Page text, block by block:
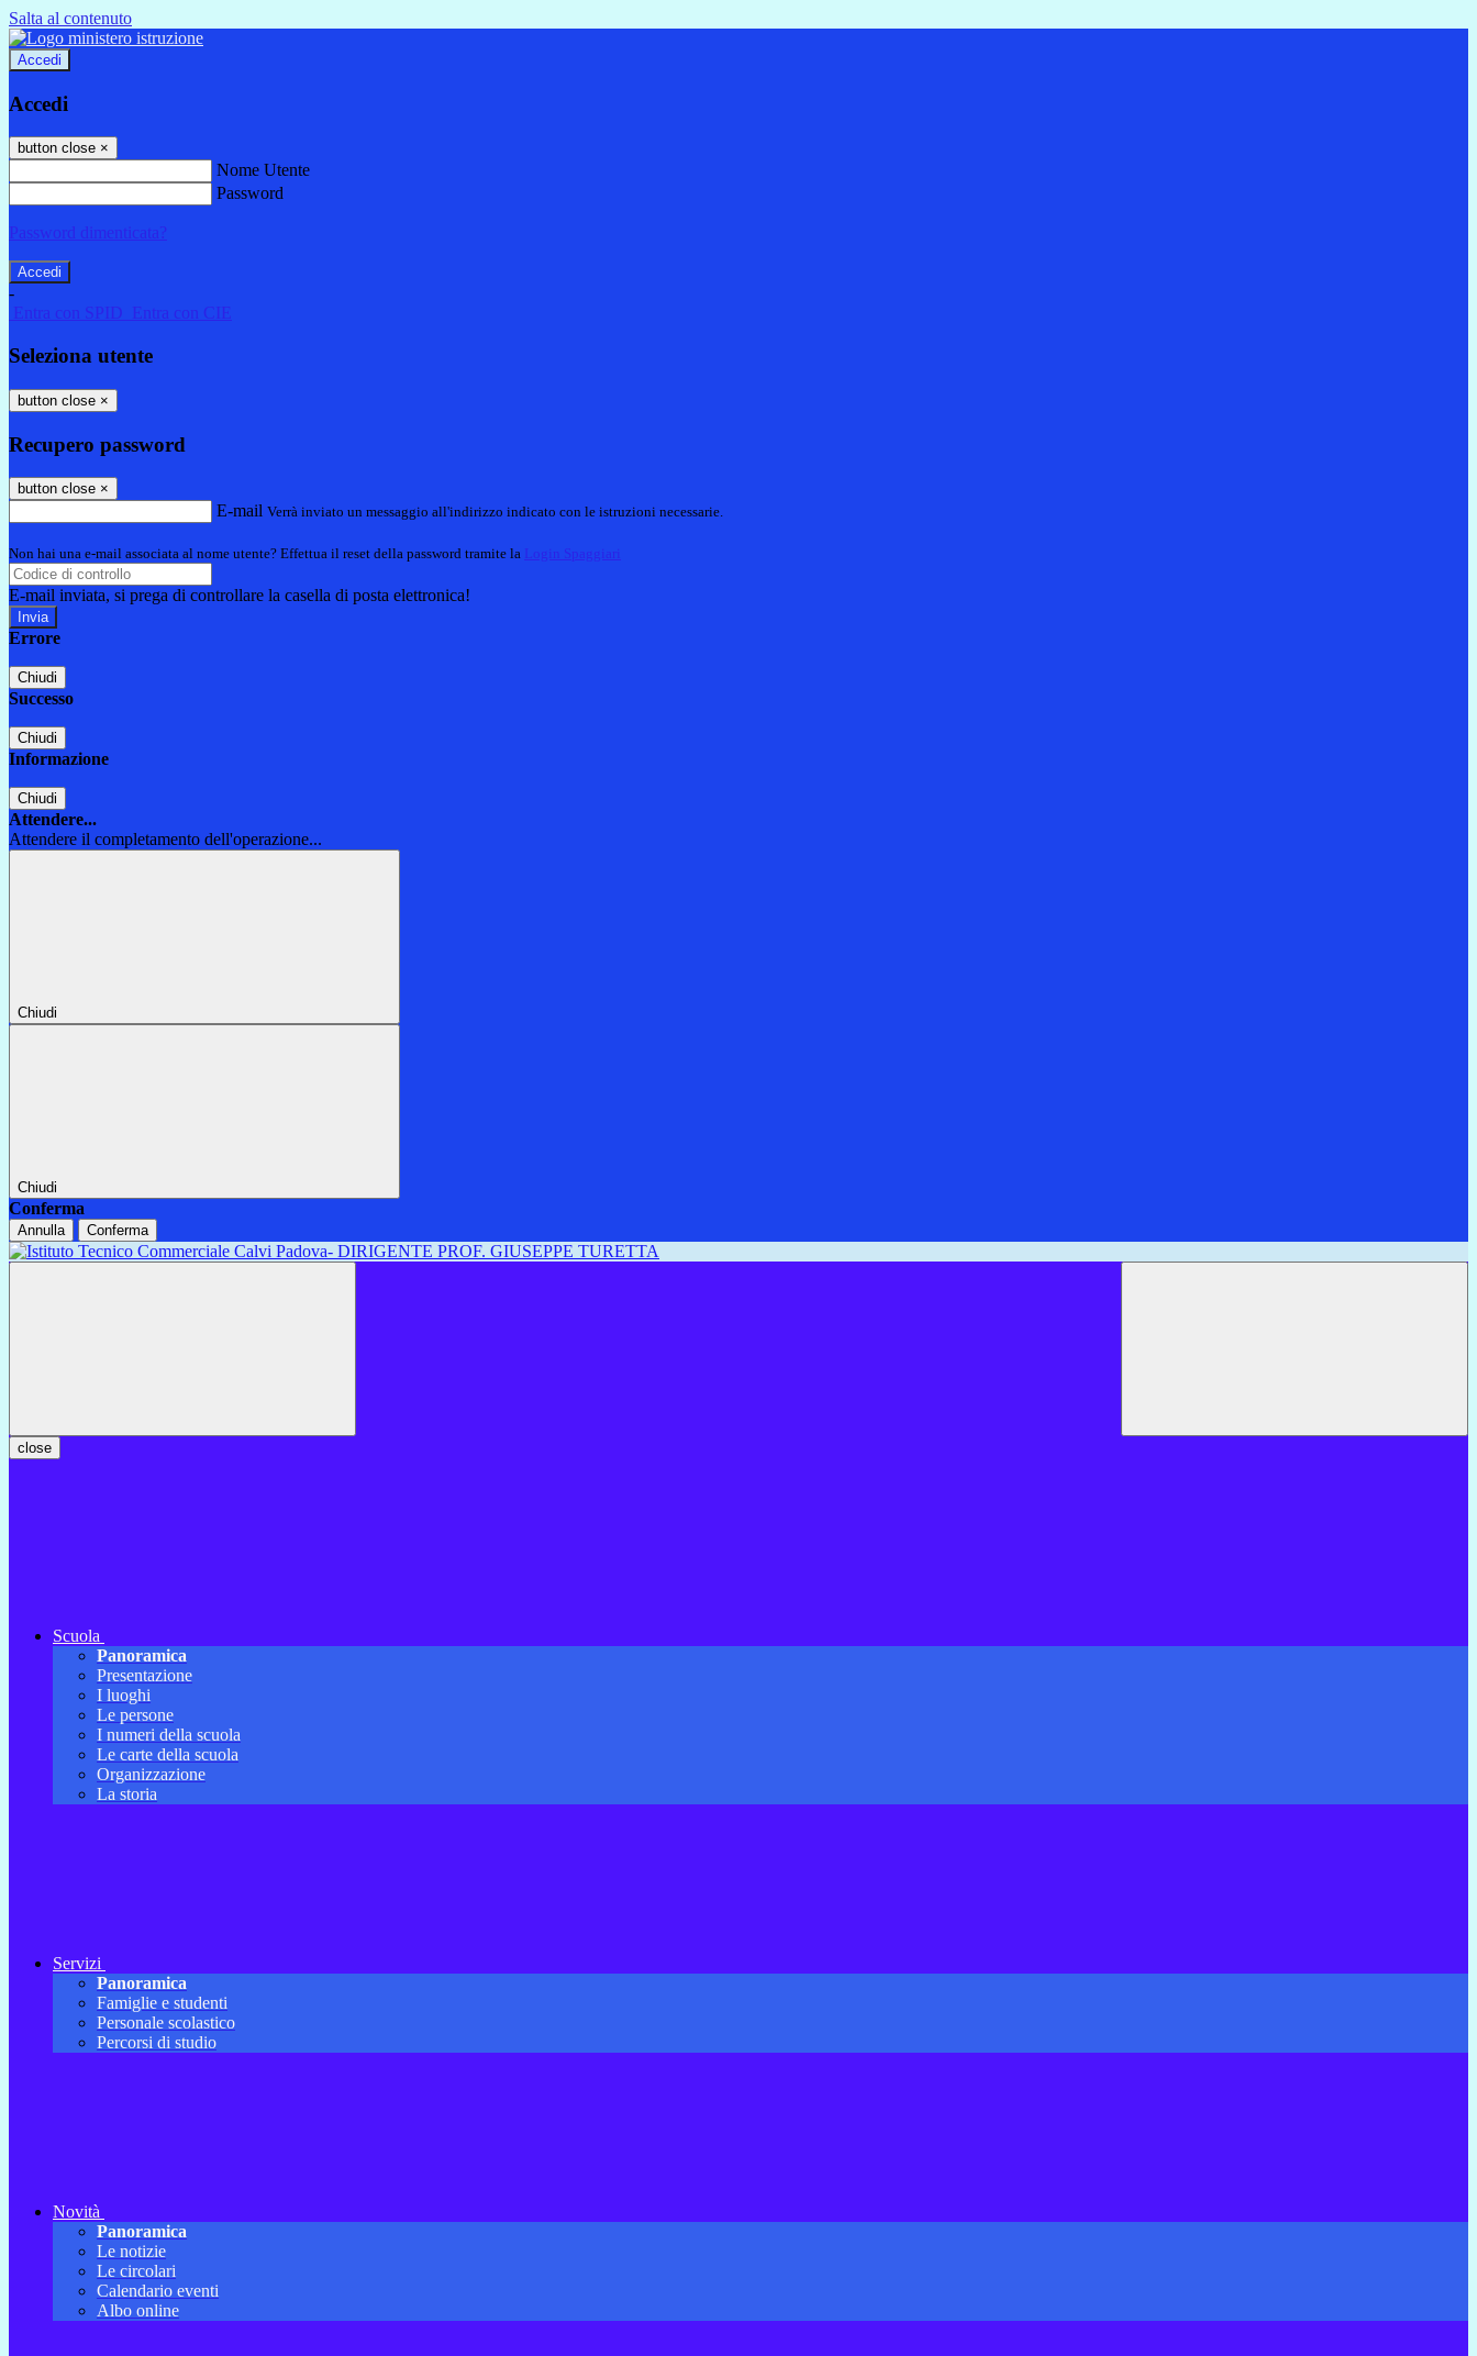
Salta al contenuto
Accedi
Accedi
button close ×
Nome Utente
Password
Password dimenticata?
-
Entra con SPID
Entra con CIE
Seleziona utente
button close ×
Recupero password
button close ×
E-mail Verrà inviato un messaggio all'indirizzo indicato con le istruzioni necessarie.
Non hai una e-mail associata al nome utente? Effettua il reset della password tramite la Login Spaggiari
E-mail inviata, si prega di controllare la casella di posta elettronica!
Errore
Chiudi
Successo
Chiudi
Informazione
Chiudi
Attendere...
Attendere il completamento dell'operazione...
Chiudi
Chiudi
Conferma
Annulla Conferma
close
Scuola
Panoramica
Presentazione
I luoghi
Le persone
I numeri della scuola
Le carte della scuola
Organizzazione
La storia
Servizi
Panoramica
Famiglie e studenti
Personale scolastico
Percorsi di studio
Novità
Panoramica
Le notizie
Le circolari
Calendario eventi
Albo online